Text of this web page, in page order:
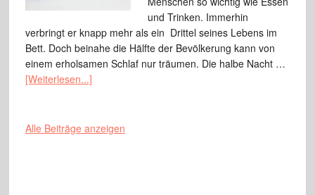
und Trinken. Immerhin
verbringt er knapp mehr als ein Drittel seines Lebens im
Bett. Doch beinahe die Hälfte der Bevölkerung kann von
einem erholsamen Schlaf nur träumen. Die halbe Nacht …
[Weiterlesen...]
Alle Beiträge anzeigen